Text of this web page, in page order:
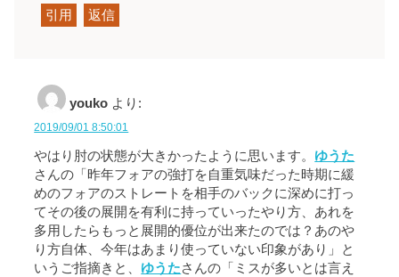
引用 返信
youko より:
2019/09/01 8:50:01
やはり肘の状態が大きかったように思います。 ゆうた
さんの「昨年フォアの強打を自重気味だった時期に緩
めのフォアのストレートを相手のバックに深めに打っ
てその後の展開を有利に持っていったやり方、あれを
多用したらもっと展開的優位が出来たのでは？あのや
り方自体、今年はあまり使っていない印象があり」と
いうご指摘きと、 ゆうたさんの「ミスが多いとは言え